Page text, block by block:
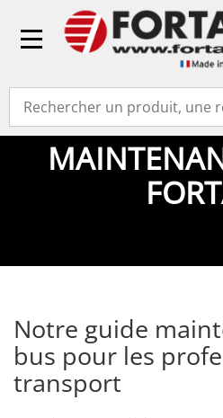
Toggle
NOTRE
Notre guide
bus pour les
transport